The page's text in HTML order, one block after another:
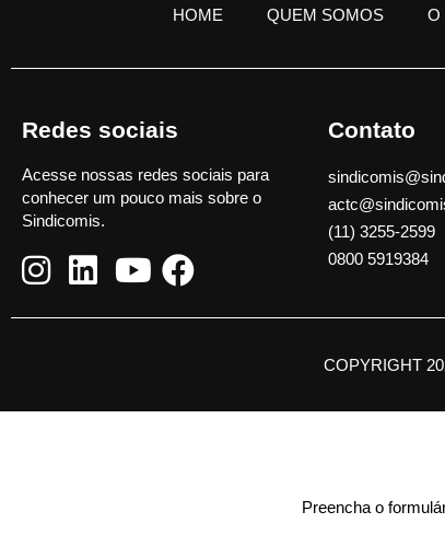
HOME QUEM SOMOS O
Redes sociais
Acesse nossas redes sociais para
conhecer um pouco mais sobre o
Sindicomis.
Contato
(11) 3255-2599
0800 5919384
COPYRIGHT
Preencha o